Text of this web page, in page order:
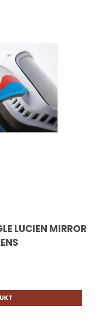
LUCIEN MIRROR